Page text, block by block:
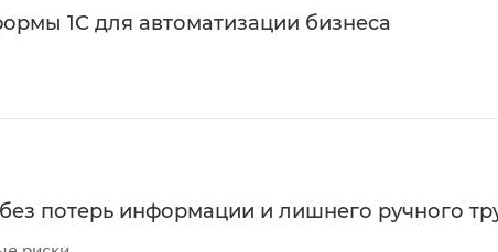
1С для автоматизации бизнеса
потерь информации и лишнего ручного